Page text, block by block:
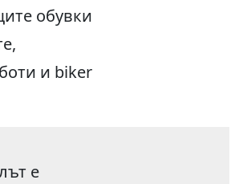
обувки
и biker
е